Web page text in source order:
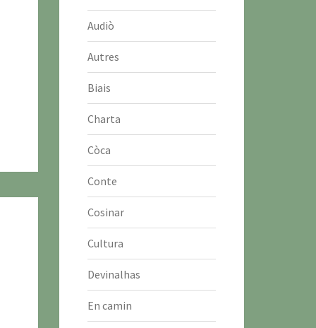
Audiò
Autres
Biais
Charta
Còca
Conte
Cosinar
Cultura
Devinalhas
En camin